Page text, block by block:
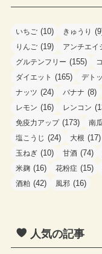
いちご (10) きゅうり
りんご (19) アンチエイ
グルテンフリー (155)
ダイエット (165) デト
ナッツ (24) バナナ (8)
レモン (16) レンコン
免疫力アップ(173) 南瓜
塩こうじ (24) 大根 (17)
玉ねぎ (10) 甘酒 (74)
米麹 (16) 花粉症 (15)
酒粕 (42) 風邪 (16)
人気の記事